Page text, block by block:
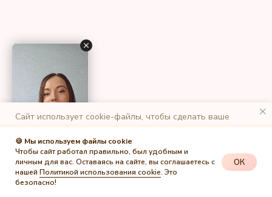
Сайт использует cookie-файлы, чтобы сделать ваше
подключен сервис веб-аналитики Яндекс.Метрика,
использующий cookie-файлы. Оставаясь на сайте, вы
даете свое согласие на обработку персональных данных в
порядке, указанном вПолитике обработки персональных
данных.
🍪 Мы используем файлы cookie
Чтобы сайт работал правильно, был удобным и
личным для вас. Оставаясь на сайте, вы соглашаетесь с
нашей Политикой использования cookie. Это
безопасно!
ОК